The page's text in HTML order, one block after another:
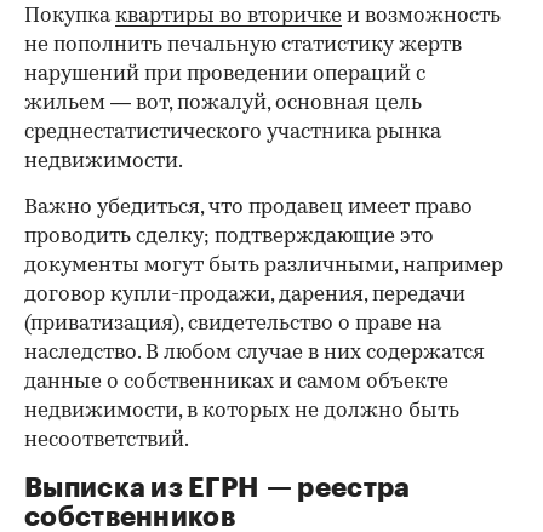
Покупкаквартиры во вторичке и возможность
не пополнить печальную статистику жертв
нарушений при проведении операций с
жильем — вот, пожалуй, основная цель
среднестатистического участника рынка
недвижимости.
Важно убедиться, что продавец имеет право
проводить сделку; подтверждающие это
документы могут быть различными, например
договор купли-продажи, дарения, передачи
(приватизация), свидетельство о праве на
наследство. В любом случае в них содержатся
данные о собственниках и самом объекте
недвижимости, в которых не должно быть
несоответствий.
Выписка из ЕГРН — реестра
собственников